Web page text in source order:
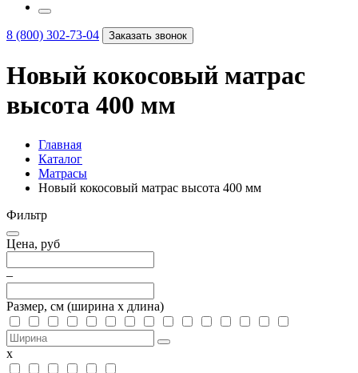
8 (800) 302-73-04 Заказать звонок
Новый кокосовый матрас
высота 400 мм
Главная
Каталог
Матрасы
Новый кокосовый матрас высота 400 мм
Фильтр
Цена, руб
–
Размер, см (ширина х длина)
х